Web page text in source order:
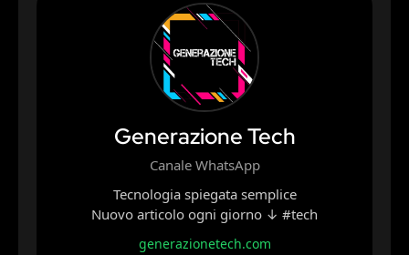
Generazione Tech
Canale WhatsApp
Tecnologia spiegata semplice
Nuovo articolo ogni giorno ↓ #tech
generazionetech.com